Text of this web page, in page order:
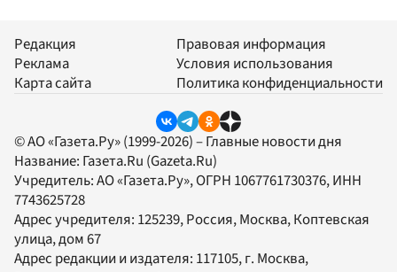
Редакция
Реклама
Карта сайта
Правовая информация
Условия использования
Политика конфиденциальности
© АО «Газета.Ру» (1999-2026) – Главные новости дня
Название: Газета.Ru (Gazeta.Ru)
Учредитель:АО «Газета.Ру», ОГРН 1067761730376, ИНН
7743625728
Адрес учредителя: 125239, Россия, Москва, Коптевская
улица, дом 67
Адрес редакции и издателя: 117105, г. Москва,